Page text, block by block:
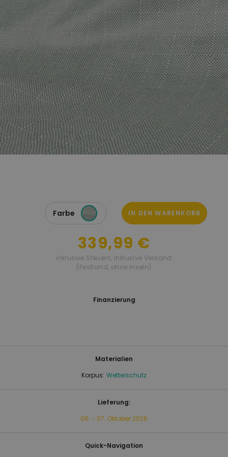
Farbe IN DEN WARENKORB
339,99 €
inklusive Steuern, inklusive Versand
(Festland, ohne Inseln)
Materialien
Korpus: Wetterschutz
Lieferung:
06. - 07. Oktober 2026
Quick-Navigation
Finanzierung